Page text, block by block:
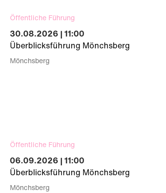
Öffentliche Führung
30.08.2026 | 11:00
Überblicksführung Mönchsberg
Mönchsberg
Öffentliche Führung
06.09.2026 | 11:00
Überblicksführung Mönchsberg
Mönchsberg